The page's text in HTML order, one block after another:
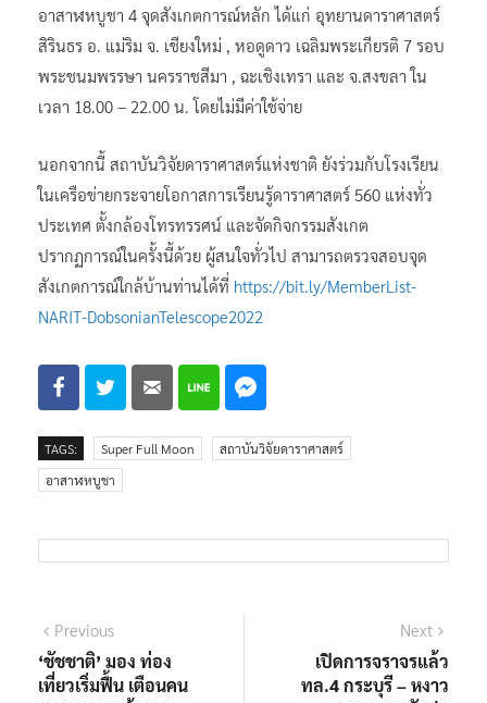
ใกล้โลกที่สุดในรอบปี” ชวนดูดาวชมจันทร์ในคืนวัน
อาสาฬหบูชา 4 จุดสังเกตการณ์หลัก ได้แก่ อุทยานดาราศาสตร์
สิรินธร อ. แม่ริม จ. เชียงใหม่ , หอดูดาว เฉลิมพระเกียรติ 7 รอบ
เวลา 18.00 – 22.00 น. โดยไม่มีค่าใช้จ่าย
นอกจากนี้ สถาบันวิจัยดาราศาสตร์แห่งชาติ ยังร่วมกับโรงเรียน
ในเครือข่ายกระจายโอกาสการเรียนรู้ดาราศาสตร์ 560 แห่งทั่ว
ประเทศ ตั้งกล้องโทรทรรศน์ และจัดกิจกรรมสังเกต
ปรากฏการณ์ในครั้งนี้ด้วย ผู้สนใจทั่วไป สามารถตรวจสอบจุด
สังเกตการณ์ใกล้บ้านท่านได้ที่
NARIT-DobsonianTelescope2022
TAGS: Super Full Moon
แนะแนว
PreviousPrevious
Next